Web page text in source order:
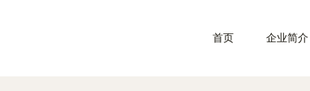
首页 企业简介